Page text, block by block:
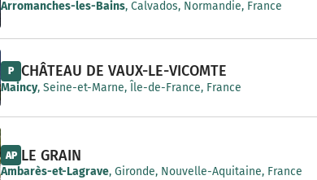
Arromanches-les-Bains, Calvados, Normandie, France
P CHÂTEAU DE VAUX-LE-VICOMTE
Maincy, Seine-et-Marne, Île-de-France, France
AP LE GRAIN
Ambarès-et-Lagrave, Gironde, Nouvelle-Aquitaine, France